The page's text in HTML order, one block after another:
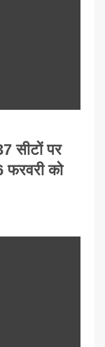
सीटों पर
फरवरी को